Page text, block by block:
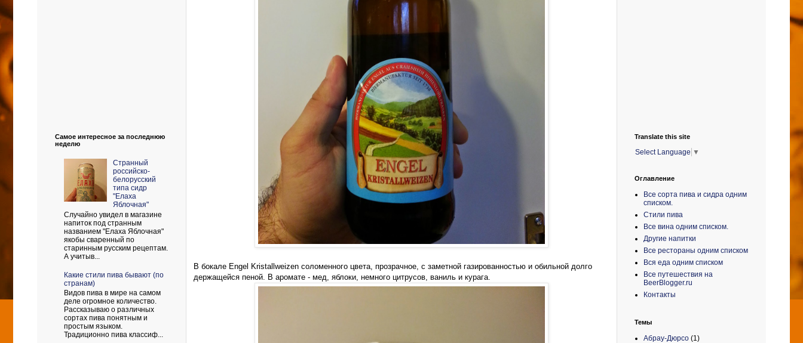
В бокале Engel Kristallweizen соломенного цвета, прозрачное, с заметной газированностью и обильной долго
держащейся пеной. В аромате - мед, яблоки, немного цитрусов, ваниль и курага.
Самое интересное за последнюю
неделю
Странный
российско-
белорусский
типа сидр
"Елаха
Яблочная"
Случайно увидел в магазине
напиток под странным
названием "Елаха Яблочная"
якобы сваренный по
старинным русским рецептам.
А учитыв...
Какие стили пива бывают (по
странам)
Видов пива в мире на самом
деле огромное количество.
Рассказываю о различных
сортах пива понятным и
простым языком.
Традиционно пива классиф...
Translate this site
Select Language ▼
Оглавление
Все сорта пива и сидра одним
списком.
Стили пива
Все вина одним списком.
Другие напитки
Все рестораны одним списком
Вся еда одним списком
Все путешествия на
BeerBlogger.ru
Контакты
Темы
Абрау-Дюрсо (1)